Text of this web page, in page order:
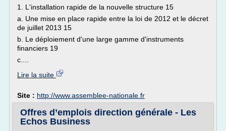
1. L'installation rapide de la nouvelle structure 15
a. Une mise en place rapide entre la loi de 2012 et le décret
de juillet 2013 15
b. Le déploiement d'une large gamme d'instruments
financiers 19
c....
Lire la suite
Site : http://www.assemblee-nationale.fr
Offres d’emplois direction générale - Les
Echos Business